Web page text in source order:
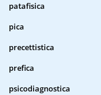
patafisica
pica
precettistica
prefica
psicodiagnostica